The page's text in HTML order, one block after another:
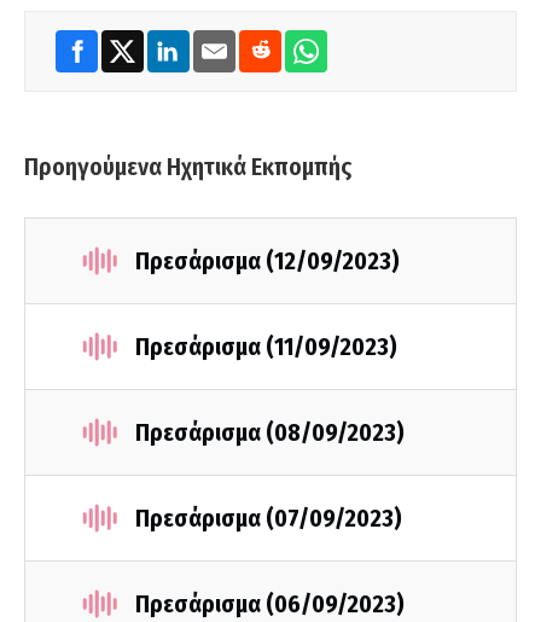
Προηγούμενα Ηχητικά Εκπομπής
Πρεσάρισμα (12/09/2023)
Πρεσάρισμα (11/09/2023)
Πρεσάρισμα (08/09/2023)
Πρεσάρισμα (07/09/2023)
Πρεσάρισμα (06/09/2023)